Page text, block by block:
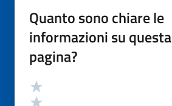
Quanto sono chiare le
informazioni su questa
pagina?
Valutazione